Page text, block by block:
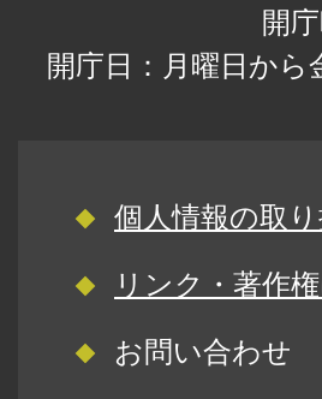
開
開庁日：月曜日か
個人情報の取
リンク・著作
お問い合わせ